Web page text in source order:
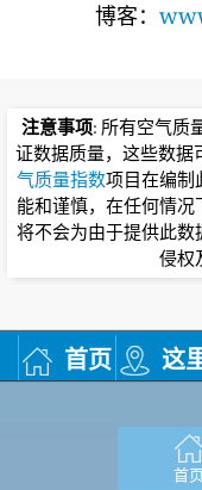
博客：
注意事项: 所有空气质
证数据质量，这些数据
气质量指数项目在编制
能和谨慎，在任何情况
将不会为由于提供此数
侵权
首页 这
首页